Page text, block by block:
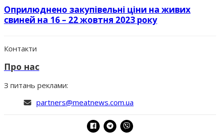
Оприлюднено закупівельні ціни на живих
свиней на 16 – 22 жовтня 2023 року
Контакти
Про нас
З питань реклами:
partners@meatnews.com.ua